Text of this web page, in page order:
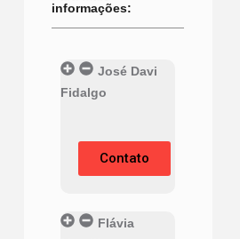
informações:
José Davi
Fidalgo
Contato
Flávia